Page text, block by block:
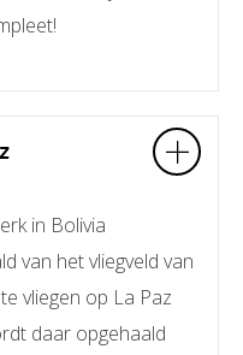
in Bolivia
van het vliegveld van
vliegen op La Paz
daar opgehaald